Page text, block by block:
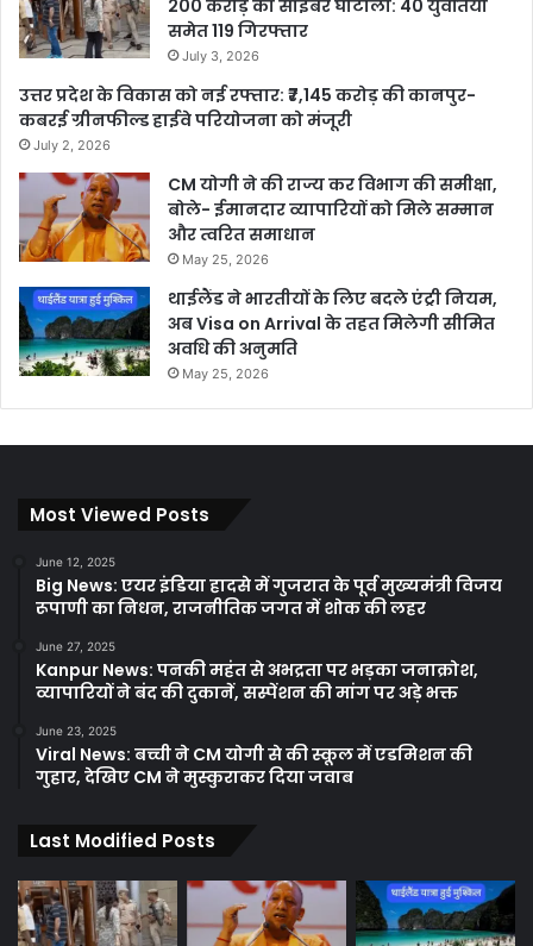
200 करोड़ का साइबर घोटाला: 40 युवतियों
समेत 119 गिरफ्तार
July 3, 2026
उत्तर प्रदेश के विकास को नई रफ्तार: ₹7,145 करोड़ की कानपुर-
कबरई ग्रीनफील्ड हाईवे परियोजना को मंजूरी
July 2, 2026
CM योगी ने की राज्य कर विभाग की समीक्षा,
बोले- ईमानदार व्यापारियों को मिले सम्मान
और त्वरित समाधान
May 25, 2026
थाईलैंड ने भारतीयों के लिए बदले एंट्री नियम,
अब Visa on Arrival के तहत मिलेगी सीमित
अवधि की अनुमति
May 25, 2026
Most Viewed Posts
June 12, 2025
Big News: एयर इंडिया हादसे में गुजरात के पूर्व मुख्यमंत्री विजय
रूपाणी का निधन, राजनीतिक जगत में शोक की लहर
June 27, 2025
Kanpur News: पनकी महंत से अभद्रता पर भड़का जनाक्रोश,
व्यापारियों ने बंद की दुकानें, सस्पेंशन की मांग पर अड़े भक्त
June 23, 2025
Viral News: बच्ची ने CM योगी से की स्कूल में एडमिशन की
गुहार, देखिए CM ने मुस्कुराकर दिया जवाब
Last Modified Posts